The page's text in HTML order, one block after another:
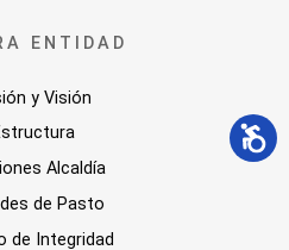
ENTIDAD
y Visión
Alcaldía
de Pasto
de Integridad